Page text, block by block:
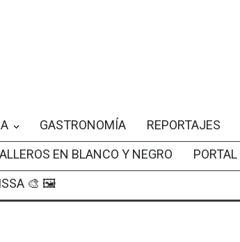
GASTRONOMÍA REPORTAJES
EN BLANCO Y NEGRO
🎨 🖼